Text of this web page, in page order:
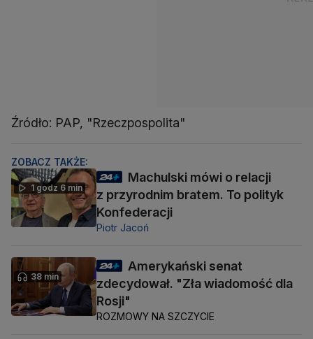
Źródło: PAP, "Rzeczpospolita"
ZOBACZ TAKŻE:
1 godz 6 min
Machulski mówi o relacji
z przyrodnim bratem. To polityk
Konfederacji
Piotr Jacoń
38 min
Amerykański senat
zdecydował. "Zła wiadomość dla
Rosji"
ROZMOWY NA SZCZYCIE